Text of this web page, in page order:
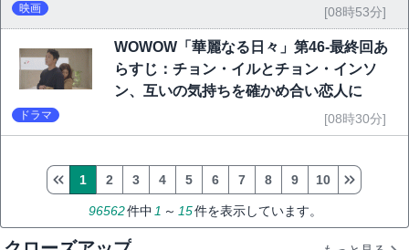
映画 [08時53分]
WOWOW「華麗なる日々」第46-最終回あ
らすじ：チョン・イルとチョン・インソ
ン、互いの気持ちを確かめ合い恋人に
ドラマ [08時30分]
96562件中 1 ～ 15件を表示しています。
1 2 3 4 5 6 7 8 9 10